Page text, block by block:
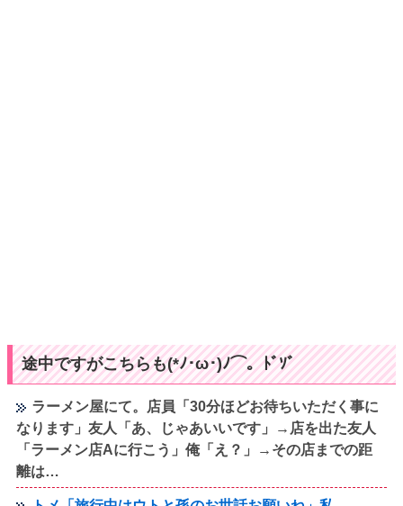
途中ですがこちらも(*ﾉ･ω･)ﾉ⌒。ﾄﾞｿﾞ
ラーメン屋にて。店員「30分ほどお待ちいただく事に
なります」友人「あ、じゃあいいです」→店を出た友人
「ラーメン店Aに行こう」俺「え？」→その店までの距
離は…